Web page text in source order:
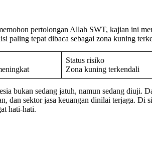
pertolongan Allah SWT, kajian ini
paling tepat dibaca sebagai zona kuning
Status risiko
Zona kuning terkendali
bukan sedang jatuh, namun sedang diuji.
dan sektor jasa keuangan dinilai terjaga.
hati-hati.